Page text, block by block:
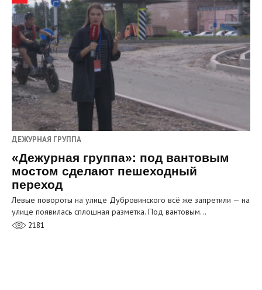
ДЕЖУРНАЯ ГРУППА
«Дежурная группа»: под вантовым
мостом сделают пешеходный
переход
Левые повороты на улице Дубровинского всё же запретили — на
улице появилась сплошная разметка. Под вантовым…
2181